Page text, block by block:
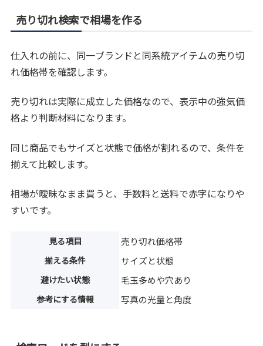
売り切れ検索で相場を作る
仕入れの前に、同一ブランドと同系統アイテムの売り切
れ価格帯を確認します。
売り切れは実際に成立した価格なので、表示中の強気価
格より判断材料になります。
同じ商品でもサイズと状態で価格が割れるので、条件を
揃えて比較します。
相場が曖昧なまま買うと、手数料と送料で赤字になりや
すいです。
見る項目 売り切れ価格帯
揃える条件 サイズと状態
避けたい状態 毛玉多めや穴あり
参考にする情報 写真の光量と角度